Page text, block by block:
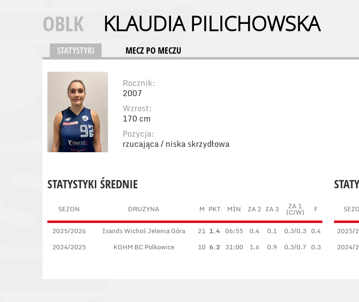
OBLK KLAUDIA PILICHOWSKA
STATYSTYKI MECZ PO MECZU
Rocznik:
2007
Wzrost:
170 cm
Pozycja:
rzucająca / niska skrzydłowa
2025/
2024/
STATYSTYKI ŚREDNIE
SEZON DRUŻYNA M PKT MIN ZA 2 ZA 3 ZA 1
(C/W) F
2025/2026 Isands Wichoś Jelenia Góra 21 1.4 06:55 0.4 0.1 0.3/0.3 0.4
2024/2025
KGHM BC Polkowice 10 6.2 31:00 1.6 0.9 0.3/0.7 0.3